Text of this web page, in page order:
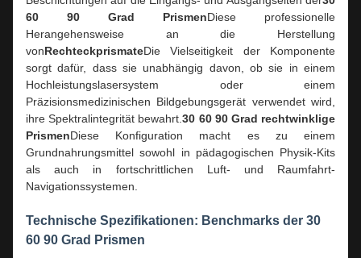
60 90 Grad PrismenDiese professionelle
Herangehensweise an die Herstellung
vonRechteckprismateDie Vielseitigkeit der Komponente
sorgt dafür, dass sie unabhängig davon, ob sie in einem
Hochleistungslasersystem oder einem
Präzisionsmedizinischen Bildgebungsgerät verwendet wird,
ihre Spektralintegrität bewahrt.30 60 90 Grad rechtwinklige
PrismenDiese Konfiguration macht es zu einem
Grundnahrungsmittel sowohl in pädagogischen Physik-Kits
als auch in fortschrittlichen Luft- und Raumfahrt-
Navigationssystemen.
Technische Spezifikationen: Benchmarks der 30
60 90 Grad Prismen